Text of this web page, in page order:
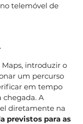
telemóvel de
Maps, introduzir o
um percurso
em tempo
A
diretamente na
previstos para as